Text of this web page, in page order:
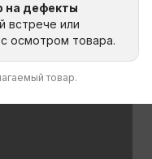
на дефекты
встрече или
осмотром товара.
товар.